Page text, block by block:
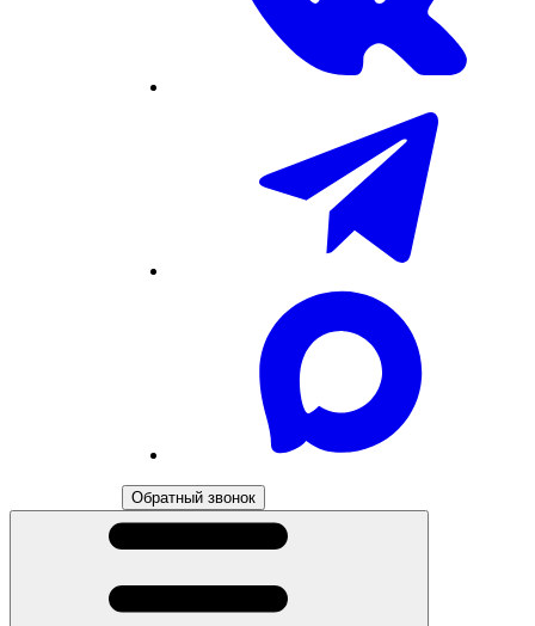
Обратный звонок